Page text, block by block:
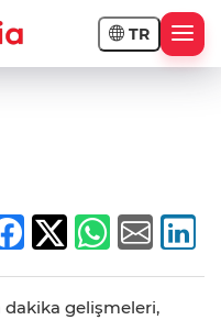
TR
gelişmeleri,